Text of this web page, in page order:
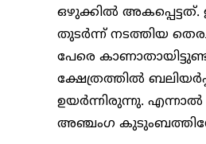
ഒഴുക്കിൽ അകപ്പെട്ടത്.
തുടർന്ന് നടത്തിയ
പേരെ
ക്ഷേത്രത്തിൽ
ഉയർന്നിരുന്നു.
അഞ്ചംഗ